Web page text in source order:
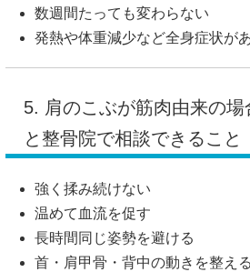
数週間たっても変わらない
発熱や体重減少など全身症状が
5. 肩のこぶが筋肉由来の
と整骨院で相談できること
強く揉み続けない
温めて血流を促す
長時間同じ姿勢を避ける
首・肩甲骨・背中の動きを整える